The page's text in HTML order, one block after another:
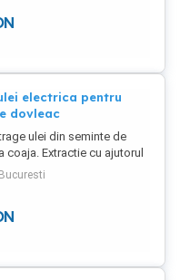
de presat - in
nisipului si sau a
electrica pentru
dovleac
ulei din seminte de
coaja. Extractie cu ajutorul
electric.